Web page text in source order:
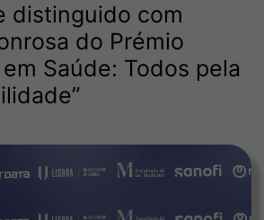
distinguido com
do Prémio
Saúde: Todos pela